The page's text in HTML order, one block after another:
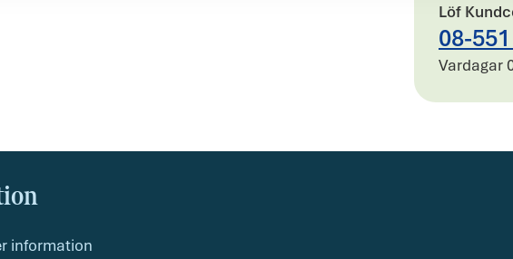
Löf
08-
Öppettider
Vardagar
information